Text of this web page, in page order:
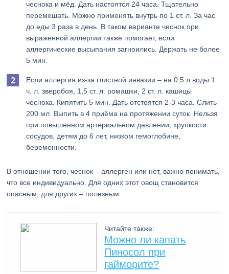
чеснока и мёд. Дать настоятся 24 часа. Тщательно
перемешать. Можно применять внутрь по 1 ст. л. За час
до еды 3 раза в день. В таком варианте чеснок при
выраженной аллергии также помогает, если
аллергические высыпания загноились. Держать не более
5 мин.
Если аллергия из-за глистной инвазии – на 0,5 л воды 1
ч. л. зверобоя, 1,5 ст. л. ромашки, 2 ст. л. кашицы
чеснока. Кипятить 5 мин. Дать отстоятся 2-3 часа. Слить
200 мл. Выпить в 4 приёма на протяжении суток. Нельзя
при повышенном артериальном давлении, хрупкости
сосудов, детям до 6 лет, низком гемоглобине,
беременности.
В отношении того, чеснок – аллерген или нет, важно понимать,
что все индивидуально. Для одних этот овощ становится
опасным, для других – полезным.
Читайте также:
Можно ли капать
Пиносол при
гайморите?